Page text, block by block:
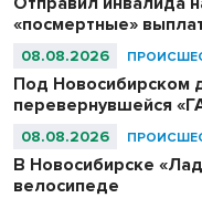
«посмертные»
08.08.2026
Под Новосибирском
перевернувшейся
08.08.2026
В Новосибирске
велосипеде